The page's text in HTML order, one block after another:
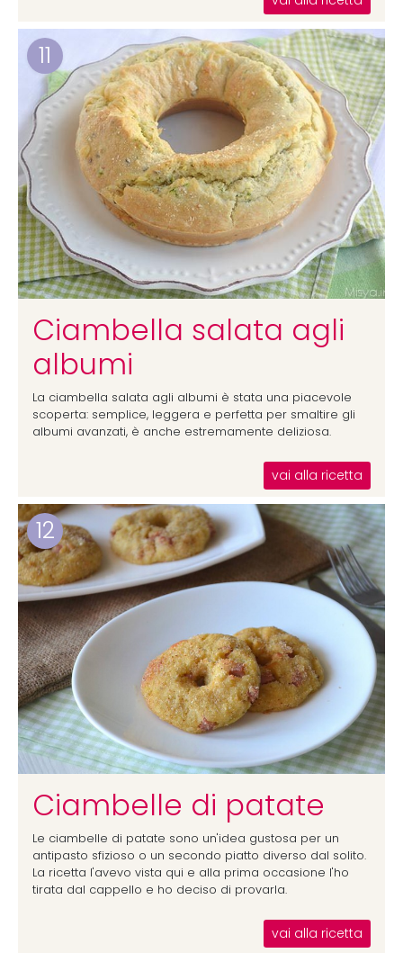
11
Ciambella salata agli
albumi
La ciambella salata agli albumi è stata una piacevole
scoperta: semplice, leggera e perfetta per smaltire gli
albumi avanzati, è anche estremamente deliziosa.
vai alla ricetta
12
Ciambelle di patate
Le ciambelle di patate sono un'idea gustosa per un
antipasto sfizioso o un secondo piatto diverso dal solito.
La ricetta l'avevo vista qui e alla prima occasione l'ho
tirata dal cappello e ho deciso di provarla.
vai alla ricetta